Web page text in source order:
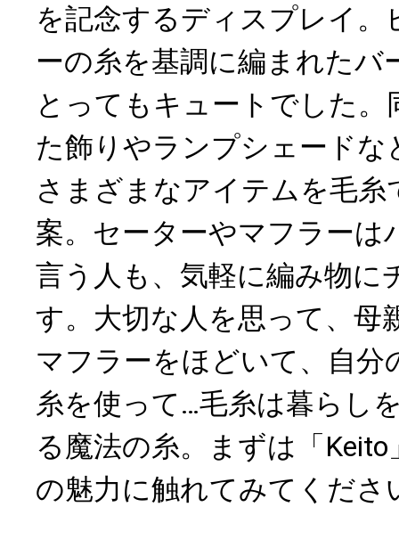
を記念するディスプレイ
ーの糸を基調に編まれたバ
とってもキュートでした
た飾りやランプシェードな
さまざまなアイテムを毛糸
案。セーターやマフラーは
言う人も、気軽に編み物に
す。大切な人を思って、母
マフラーをほどいて、自分
糸を使って…毛糸は暮らし
る魔法の糸。まずは「
の魅力に触れてみてくださ